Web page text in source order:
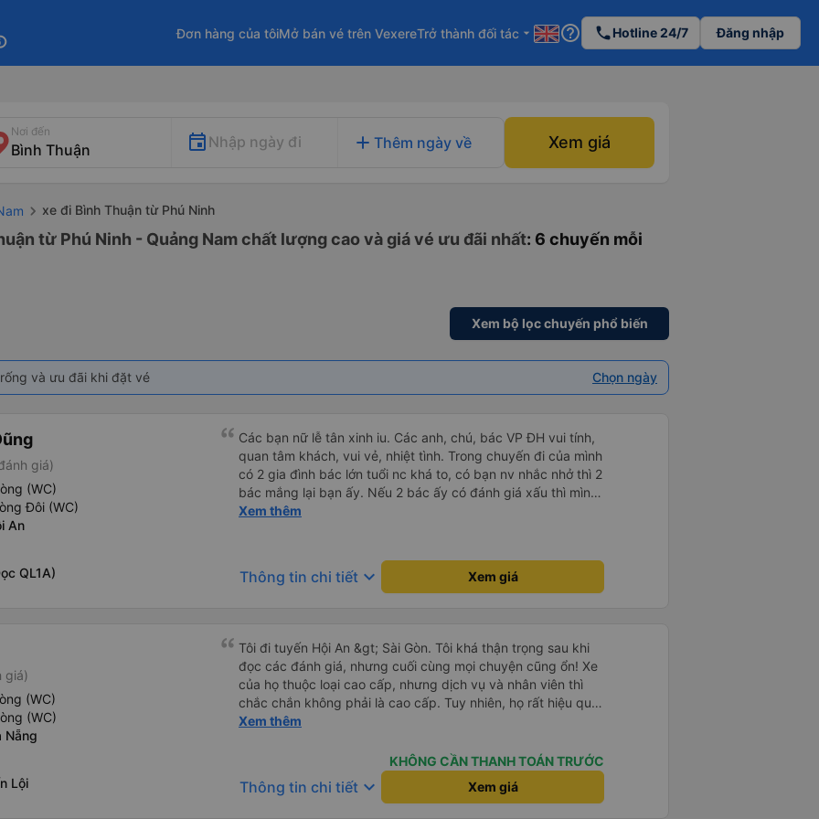
Đơn hàng của tôiMở bán vé trên VexereTrở thành đối tác arrow_drop_down help_outline phoneHotline 24/7 Đăng nhập
Nơi đến
Nhập ngày đi add Thêm ngày về Xem giá
xe đi Bình Thuận từ Phú Ninh
từ Phú Ninh - Quảng Nam chất lượng cao và giá vé ưu đãi nhất: 6 chuyến mỗi
Xem bộ lọc chuyến phổ biến
và ưu đãi khi đặt vé Chọn ngày
giá)
(WC)
Đôi (WC)
An
QL1A)
Các bạn nữ lễ tân xinh iu. Các anh, chú, bác VP ĐH vui tính,
quan tâm khách, vui vẻ, nhiệt tình. Trong chuyến đi của mình
có 2 gia đình bác lớn tuổi nc khá to, có bạn nv nhắc nhở thì 2
bác mắng lại bạn ấy. Nếu 2 bác ấy có đánh giá xấu thì mình
ngược lại nha. Bạn ấy nhắc nhở rất đúng. 2 bác nói rất to. To
bị phản ánh thì đừng trừ lương bạn ấy nha. Nếu bạn ấy bị trừ
thì bảo bạn ấy liên hệ sđt của mình, mình hỗ trợ ạ. Số mình
(một mình) yêu luôn. Nhưng phòng đôi mà nằm một thì mỗi
lần xe rẽ 1 cái là ✈️ Ít đi xe khách nhưng đủ để đánh giá
10/10.
Xem thêm
Thông tin chi tiết keyboard_arrow_down Xem giá
giá)
(WC)
(WC)
Nẵng
Lội
Tôi đi tuyến Hội An &gt; Sài Gòn. Tôi khá thận trọng sau khi
đọc các đánh giá, nhưng cuối cùng mọi chuyện cũng ổn! Xe
của họ thuộc loại cao cấp, nhưng dịch vụ và nhân viên thì
chắc chắn không phải là cao cấp. Tuy nhiên, họ rất hiệu quả
và có năng lực. Họ có văn phòng riêng ở Hội An, điều này
đường cao tốc, nơi chúng tôi gặp xe buýt. Chúng tôi dừng lại
ăn tối ở một quán ăn rẻ, khá ngon lúc 8:30 tối. Chắc hẳn họ
đã chạy rất nhanh suốt đêm vì chúng tôi đến phía bắc Sài
Xem thêm
KHÔNG CẦN THANH TOÁN TRƯỚC
Thông tin chi tiết keyboard_arrow_down Xem giá